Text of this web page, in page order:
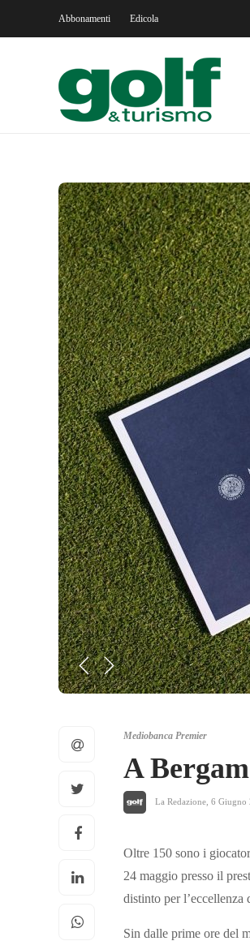
Abbonamenti Edicola
Mediobanca Premier
A
La Redazione 6 Giugno
Oltre 150 sono i
24 maggio presso il
distinto per
Sin dalle prime ore del